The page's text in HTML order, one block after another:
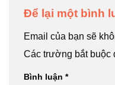
Để lại một bình
Email của bạn sẽ
Các trường bắt buộc
Bình luận *